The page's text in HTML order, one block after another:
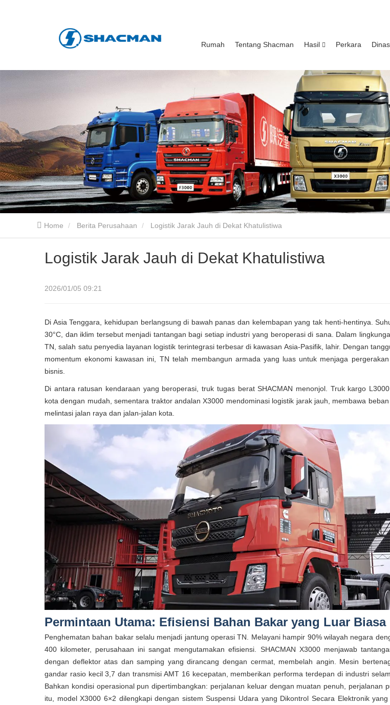
Rumah Tentang Shacman Hasil Perkara Dinas
Home Berita Perusahaan Logistik Jarak Jauh di Dekat Khatulistiwa
Logistik Jarak Jauh di Dekat Khatulistiwa
2026/01/05 09:21
Di Asia Tenggara, kehidupan berlangsung di bawah panas dan kelembapan yang tak henti-hentinya.
30°C, dan iklim tersebut menjadi tantangan bagi setiap industri yang beroperasi di sana. Dalam
TN, salah satu penyedia layanan logistik terintegrasi terbesar di kawasan Asia-Pasifik, lahir. Dengan
momentum ekonomi kawasan ini, TN telah membangun armada yang luas untuk menjaga
bisnis.
Di antara ratusan kendaraan yang beroperasi, truk tugas berat SHACMAN menonjol. Truk kargo
kota dengan mudah, sementara traktor andalan X3000 mendominasi logistik jarak jauh, membawa
melintasi jalan raya dan jalan-jalan kota.
Permintaan Utama: Efisiensi Bahan Bakar yang Luar Biasa
Penghematan bahan bakar selalu menjadi jantung operasi TN. Melayani hampir 90% wilayah negara
400 kilometer, perusahaan ini sangat mengutamakan efisiensi. SHACMAN X3000 menjawab
dengan deflektor atas dan samping yang dirancang dengan cermat, membelah angin. Mesin
gandar rasio kecil 3,7 dan transmisi AMT 16 kecepatan, memberikan performa terdepan di industri
Bahkan kondisi operasional pun dipertimbangkan: perjalanan keluar dengan muatan penuh, perjalanan
itu, model X3000 6×2 dilengkapi dengan sistem Suspensi Udara yang Dikontrol Secara Elektronik